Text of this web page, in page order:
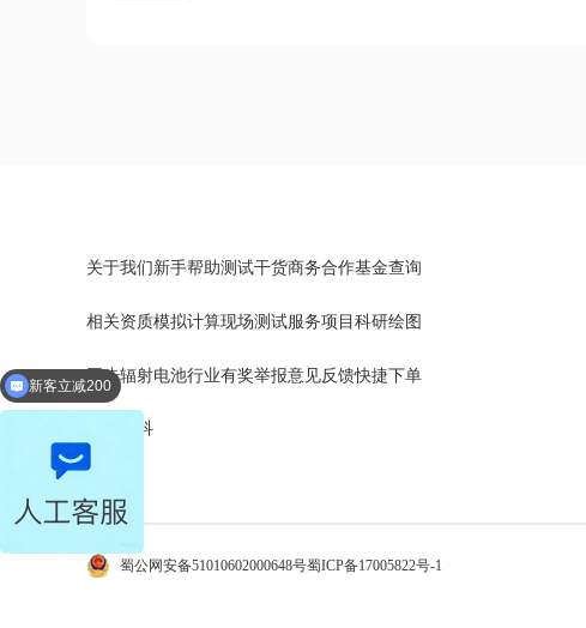
关于我们 新手帮助测试干货商务合作基金查询
相关资质模拟计算现场测试服务项目 科研绘图
同步辐射电池行业有奖举报意见反馈快捷下单
文库百科
蜀公网安备51010602000648号蜀ICP备17005822号-1
新客立减200